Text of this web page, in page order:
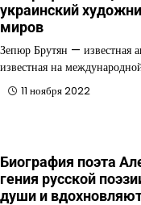
украинский
миров
Зепюр Брутян — известная
известная на
11 ноября 2022
Биография поэта
гения русской
души и